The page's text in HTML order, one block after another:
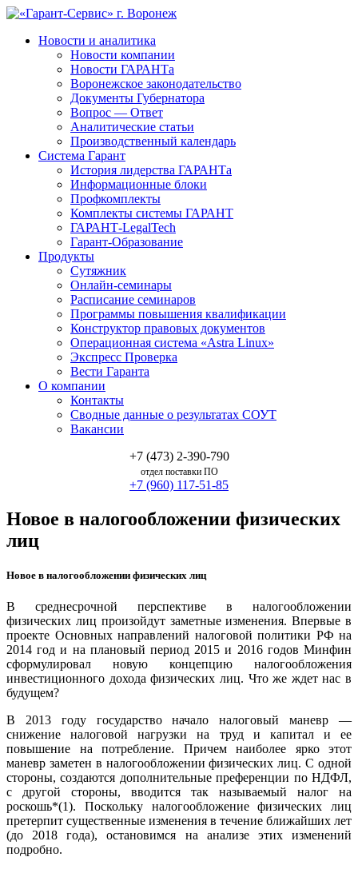
Новости и аналитика
Новости компании
Новости ГАРАНТа
Воронежское законодательство
Документы Губернатора
Вопрос — Ответ
Аналитические статьи
Производственный календарь
Система Гарант
История лидерства ГАРАНТа
Информационные блоки
Профкомплекты
Комплекты системы ГАРАНТ
ГАРАНТ-LegalTech
Гарант-Образование
Продукты
Сутяжник
Онлайн-семинары
Расписание семинаров
Программы повышения квалификации
Конструктор правовых документов
Операционная система «Astra Linux»
Экспресс Проверка
Вести Гаранта
О компании
Контакты
Сводные данные о результатах СОУТ
Вакансии
+7 (473) 2-390-790
отдел поставки ПО
+7 (960) 117-51-85
Новое в налогообложении физических
лиц
Новое в налогообложении физических лиц
В среднесрочной перспективе в налогообложении
физических лиц произойдут заметные изменения. Впервые в
проекте Основных направлений налоговой политики РФ на
2014 год и на плановый период 2015 и 2016 годов Минфин
сформулировал новую концепцию налогообложения
инвестиционного дохода физических лиц. Что же ждет нас в
будущем?
В 2013 году государство начало налоговый маневр —
снижение налоговой нагрузки на труд и капитал и ее
повышение на потребление. Причем наиболее ярко этот
маневр заметен в налогообложении физических лиц. С одной
стороны, создаются дополнительные преференции по НДФЛ,
с другой стороны, вводится так называемый налог на
роскошь*(1). Поскольку налогообложение физических лиц
претерпит существенные изменения в течение ближайших лет
(до 2018 года), остановимся на анализе этих изменений
подробно.